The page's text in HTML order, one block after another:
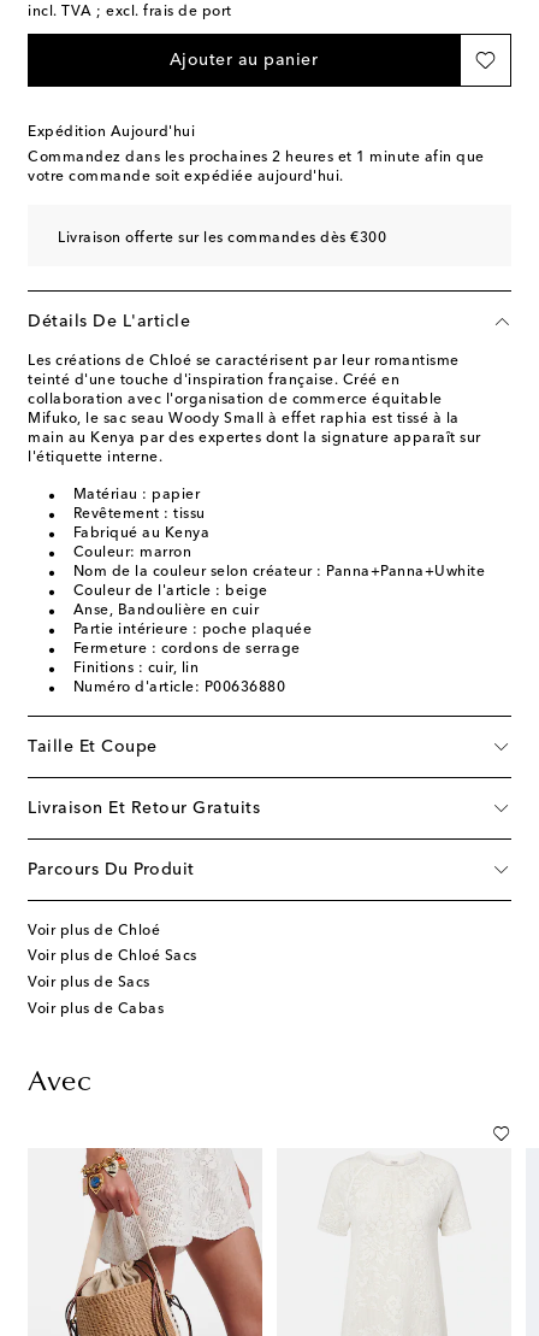
incl. TVA ; excl. frais de port
Ajouter au panier
Expédition Aujourd'hui
Commandez dans les prochaines 2 heures et 1 minute afin que
votre commande soit expédiée aujourd'hui.
Livraison offerte sur les commandes dès €300
Détails De L'article
Les créations de Chloé se caractérisent par leur romantisme
teinté d'une touche d'inspiration française. Créé en
collaboration avec l'organisation de commerce équitable
Mifuko, le sac seau Woody Small à effet raphia est tissé à la
main au Kenya par des expertes dont la signature apparaît sur
l'étiquette interne.
Matériau : papier
Revêtement : tissu
Fabriqué au Kenya
Couleur: marron
Nom de la couleur selon créateur : Panna+Panna+Uwhite
Couleur de l'article : beige
Anse, Bandoulière en cuir
Partie intérieure : poche plaquée
Fermeture : cordons de serrage
Finitions : cuir, lin
Numéro d'article: P00636880
Taille Et Coupe
Livraison Et Retour Gratuits
Parcours Du Produit
Voir plus de Chloé
Voir plus de Chloé Sacs
Voir plus de Sacs
Voir plus de Cabas
Avec